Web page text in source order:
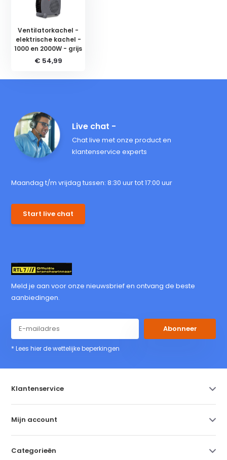
Ventilatorkachel -
elektrische kachel -
1000 en 2000W - grijs
€ 54,99
Live chat -
Chat live met onze product en
klantenservice experts
Maandag t/m vrijdag tussen: 8:30 uur tot 17:00 uur
Start live chat
Meld je aan voor onze nieuwsbrief en ontvang de beste
aanbiedingen.
Abonneer
* Lees hier de wettelijke beperkingen
Klantenservice
Mijn account
Categorieën